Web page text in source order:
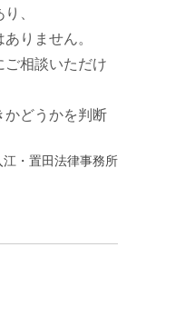
、
りません。
ご相談いただけ
かどうかを判断
江・置田法律事務所